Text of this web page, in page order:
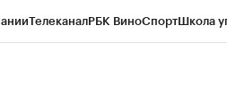
ТелеканалРБК ВиноСпортШкола